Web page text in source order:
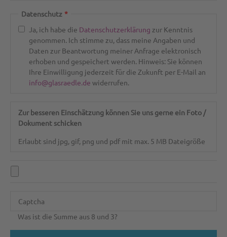
Datenschutz *
Ja, ich habe die Datenschutzerklärung zur Kenntnis
genommen. Ich stimme zu, dass meine Angaben und
Daten zur Beantwortung meiner Anfrage elektronisch
erhoben und gespeichert werden. Hinweis: Sie können
Ihre Einwilligung jederzeit für die Zukunft per E-Mail an
info@glasraedle.de widerrufen.
Zur besseren Einschätzung können Sie uns gerne ein Foto /
Dokument schicken
Erlaubt sind jpg, gif, png und pdf mit max. 5 MB Dateigröße
Was ist die Summe aus 8 und 3?